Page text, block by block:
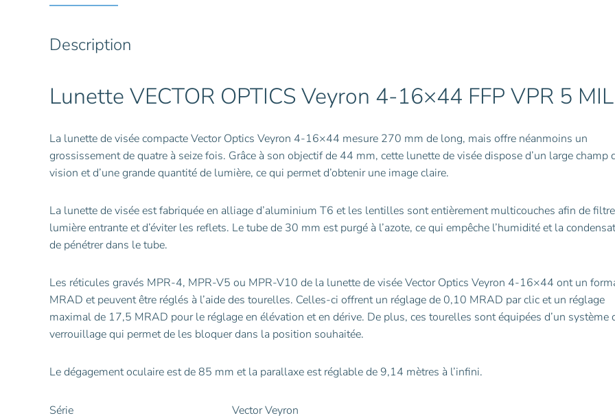
Description
Lunette VECTOR OPTICS Veyron 4-16×44 FFP VPR 5 MIL
La lunette de visée compacte Vector Optics Veyron 4-16×44 mesure 270 mm de long, mais offre néanmoins un
grossissement de quatre à seize fois. Grâce à son objectif de 44 mm, cette lunette de visée dispose d’un large champ
vision et d’une grande quantité de lumière, ce qui permet d’obtenir une image claire.
La lunette de visée est fabriquée en alliage d’aluminium T6 et les lentilles sont entièrement multicouches afin de
lumière entrante et d’éviter les reflets. Le tube de 30 mm est purgé à l’azote, ce qui empêche l’humidité et la
de pénétrer dans le tube.
Les réticules gravés MPR-4, MPR-V5 ou MPR-V10 de la lunette de visée Vector Optics Veyron 4-16×44 ont un
MRAD et peuvent être réglés à l’aide des tourelles. Celles-ci offrent un réglage de 0,10 MRAD par clic et un réglage
maximal de 17,5 MRAD pour le réglage en élévation et en dérive. De plus, ces tourelles sont équipées d’un système
verrouillage qui permet de les bloquer dans la position souhaitée.
Le dégagement oculaire est de 85 mm et la parallaxe est réglable de 9,14 mètres à l’infini.
Série
Vector Veyron